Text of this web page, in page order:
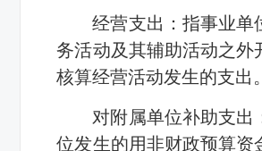
经营支出：指事业单
务活动及其辅助活动之外
核算经营活动发生的支出。
对附属单位补助支出
位发生的用非财政预算资